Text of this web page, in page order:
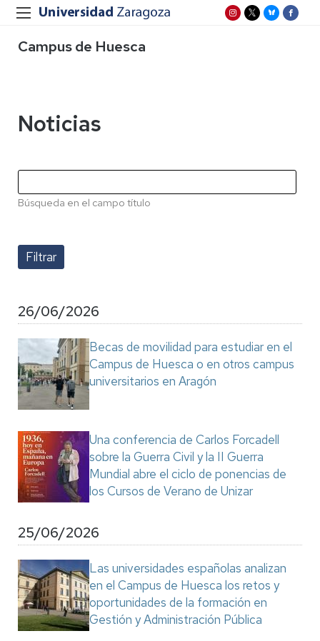
Campus de Huesca
Noticias
Búsqueda en el campo título
26/06/2026
Becas de movilidad para estudiar en el
Campus de Huesca o en otros campus
universitarios en Aragón
Una conferencia de Carlos Forcadell
sobre la Guerra Civil y la II Guerra
Mundial abre el ciclo de ponencias de
los Cursos de Verano de Unizar
25/06/2026
Las universidades españolas analizan
en el Campus de Huesca los retos y
oportunidades de la formación en
Gestión y Administración Pública